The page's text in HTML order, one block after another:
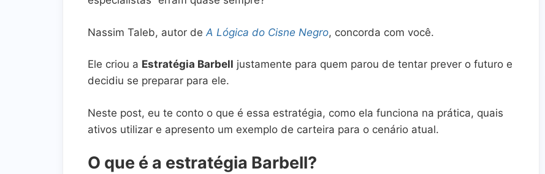
Nassim Taleb, autor de A Lógica do Cisne Negro, concorda com você.
Ele criou a Estratégia Barbell justamente para quem parou de tentar prever o futuro e
decidiu se preparar para ele.
Neste post, eu te conto o que é essa estratégia, como ela funciona na prática, quais
ativos utilizar e apresento um exemplo de carteira para o cenário atual.
O que é a estratégia Barbell?